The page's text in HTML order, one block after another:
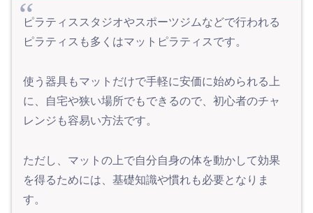
ピラティススタジオやスポーツジムなどで行われる
ピラティスも多くはマットピラティスです。
使う器具もマットだけで手軽に安価に始められる上
に、自宅や狭い場所でもできるので、初心者のチャ
レンジも容易い方法です。
ただし、マットの上で自分自身の体を動かして効果
を得るためには、基礎知識や慣れも必要となりま
す。